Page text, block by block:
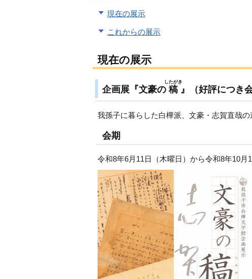
現在の展示
これからの展示
現在の展示
企画展『文豪の 稿
したがき
』（好評につき
我孫子に暮らした白樺派、文豪・志賀直哉の
会期
令和8年6月11日（木曜日）から令和8年10月